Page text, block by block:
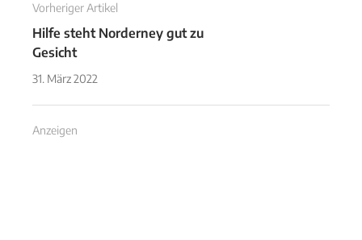
Vorheriger Artikel
Hilfe steht Norderney gut zu
Gesicht
31. März 2022
Anzeigen